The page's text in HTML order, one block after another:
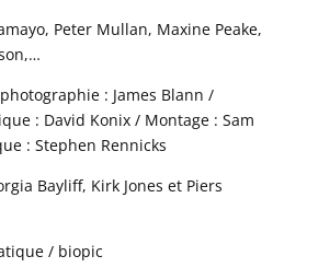
Peter Mullan, Maxine Peake,
: James Blann /
: David Konix / Montage : Sam
: Stephen Rennicks
Bayliff, Kirk Jones et Piers
/ biopic